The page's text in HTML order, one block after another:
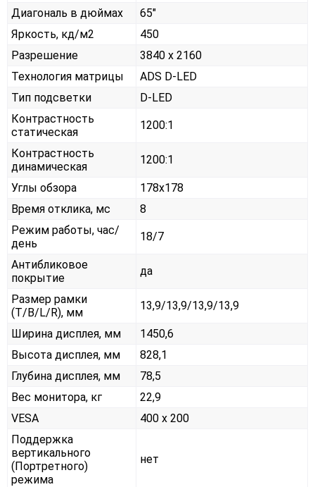
Диагональ в дюймах
65"
Яркость, кд/м2
450
Разрешение
3840 x 2160
Технология матрицы
ADS D-LED
Тип подсветки
D-LED
Контрастность
статическая
1200:1
Контрастность
динамическая
1200:1
Углы обзора
178x178
Время отклика, мс
8
Режим работы, час/
день
18/7
Антибликовое
покрытие
да
Размер рамки
(T/B/L/R), мм
13,9/13,9/13,9/13,9
Ширина дисплея, мм
1450,6
Высота дисплея, мм
828,1
Глубина дисплея, мм
78,5
Вес монитора, кг
22,9
VESA
400 x 200
Поддержка
вертикального
(Портретного)
режима
нет